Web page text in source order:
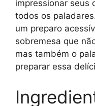
impressionar seus
todos os
um preparo
sobremesa que
mas também o
preparar essa